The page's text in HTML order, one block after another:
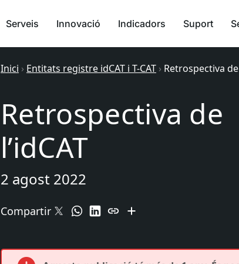
Serveis Innovació Indicadors Suport
Inici › Entitats registre idCAT i T-CAT › Retrospectiva de
Retrospectiva de
l’idCAT
2 agost 2022
Compartir